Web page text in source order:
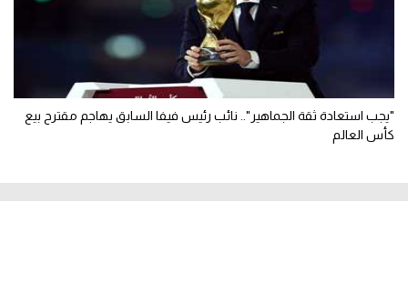
"يجب استعادة ثقة الجماهير".. نائب رئيس فيفا السابق يهاجم مقترح بيع
كأس العالم